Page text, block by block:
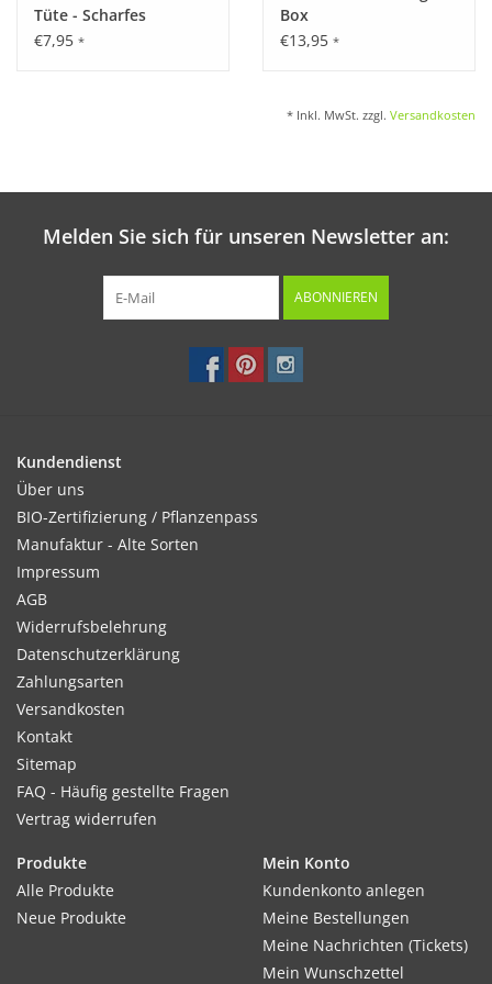
Tüte - Scharfes
Radieschen
€7,95 *
Box
€13,95 *
* Inkl. MwSt. zzgl. Versandkosten
Melden Sie sich für unseren Newsletter an:
ABONNIEREN
Kundendienst
Über uns
BIO-Zertifizierung / Pflanzenpass
Manufaktur - Alte Sorten
Impressum
AGB
Widerrufsbelehrung
Datenschutzerklärung
Zahlungsarten
Versandkosten
Kontakt
Sitemap
FAQ - Häufig gestellte Fragen
Vertrag widerrufen
Produkte
Alle Produkte
Neue Produkte
Mein Konto
Kundenkonto anlegen
Meine Bestellungen
Meine Nachrichten (Tickets)
Mein Wunschzettel